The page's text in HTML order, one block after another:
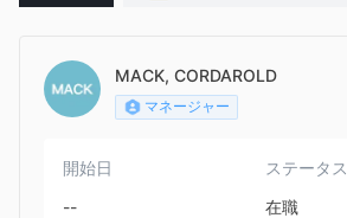
MACK, CORDAROLD
マネージャー
開始日
--
ステータス
在職